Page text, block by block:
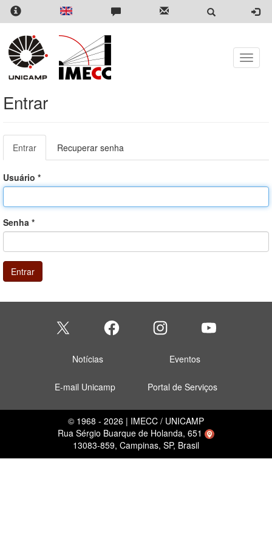
Pular
para
conteúdo
principal
Toggle
Entrar
Abas
primárias
Entrar
ativa)
Recuperar senha
Usuário *
Senha *
Entrar
Notícias Eventos
E-mail Unicamp Portal de Serviços
© 1968 - 2026 | IMECC / UNICAMP
Rua Sérgio Buarque de Holanda, 651
13083-859, Campinas, SP, Brasil